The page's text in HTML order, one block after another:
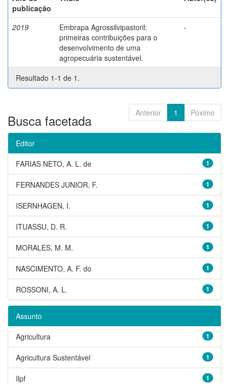
publicação
2019
Embrapa Agrossilvipastoril:
primeiras contribuições para o
desenvolvimento de uma
agropecuária sustentável.
-
Resultado 1-1 de 1.
Anterior 1 Póximo
Busca facetada
Editor
1
FARIAS NETO, A. L. de
1
FERNANDES JUNIOR, F.
1
ISERNHAGEN, I.
1
ITUASSU, D. R.
1
MORALES, M. M.
1
NASCIMENTO, A. F. do
1
ROSSONI, A. L.
Assunto
1
Agricultura
1
Agricultura Sustentável
1
Ilpf